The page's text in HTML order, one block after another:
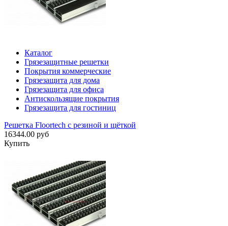
Каталог
Грязезащитные решетки
Покрытия коммерческие
Грязезащита для дома
Грязезащита для офиса
Антискользящие покрытия
Грязезащита для гостиниц
Решетка Floortech с резиной и щёткой
16344.00 руб
Купить